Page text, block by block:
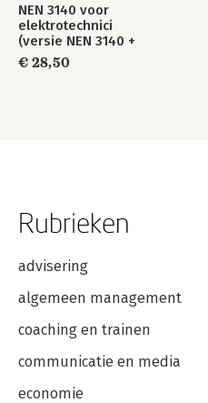
NEN 3140 voor
elektrotechnici
(versie NEN 3140 +
A3:2019)
€ 28,50
Rubrieken
advisering
algemeen management
coaching en trainen
communicatie en media
economie